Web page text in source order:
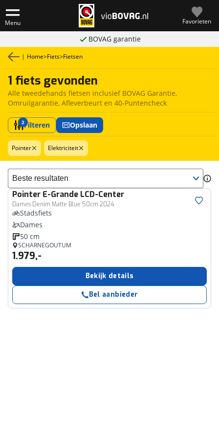
Menu Favorieten
BOVAG garantie
| Home>Fiets>Fietsen
1 fiets gevonden
Alle tweedehands fietsen inclusief BOVAG Garantie,
Omruilgarantie, Afleverbeurt en 40-Puntencheck
2Filteren Opslaan
Pointer Elektriciteit
Sorteer resultaten
Pointer E-Grande LCD-Center
Dames Denim Matte Blue 50cm 2024
Stadsfiets
Dames
50 cm
SCHARNEGOUTUM
1.979,-
Bekijk details
Bel aanbieder